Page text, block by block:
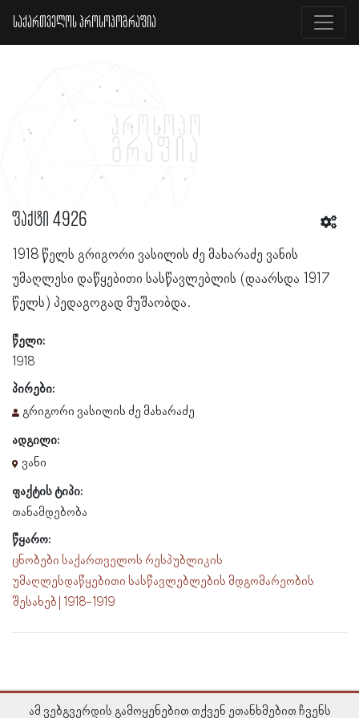
საქართველოს პროსოპოგრაფია
ფაქტი 4926
1918 წელს გრიგორი ვასილის ძე მახარაძე ვანის
უმაღლესი დაწყებითი სასწავლებლის (დაარსდა 1917
წელს) პედაგოგად მუშაობდა.
წელი:
1918
პირები:
გრიგორი ვასილის ძე მახარაძე
ადგილი:
ვანი
ფაქტის ტიპი:
თანამდებობა
წყარო:
ცნობები საქართველოს რესპუბლიკის
უმაღლესდაწყებითი სასწავლებლების მდგომარეობის
შესახებ | 1918-1919
ამ ვებგვერდის გამოყენებით თქვენ ეთანხმებით ჩვენს